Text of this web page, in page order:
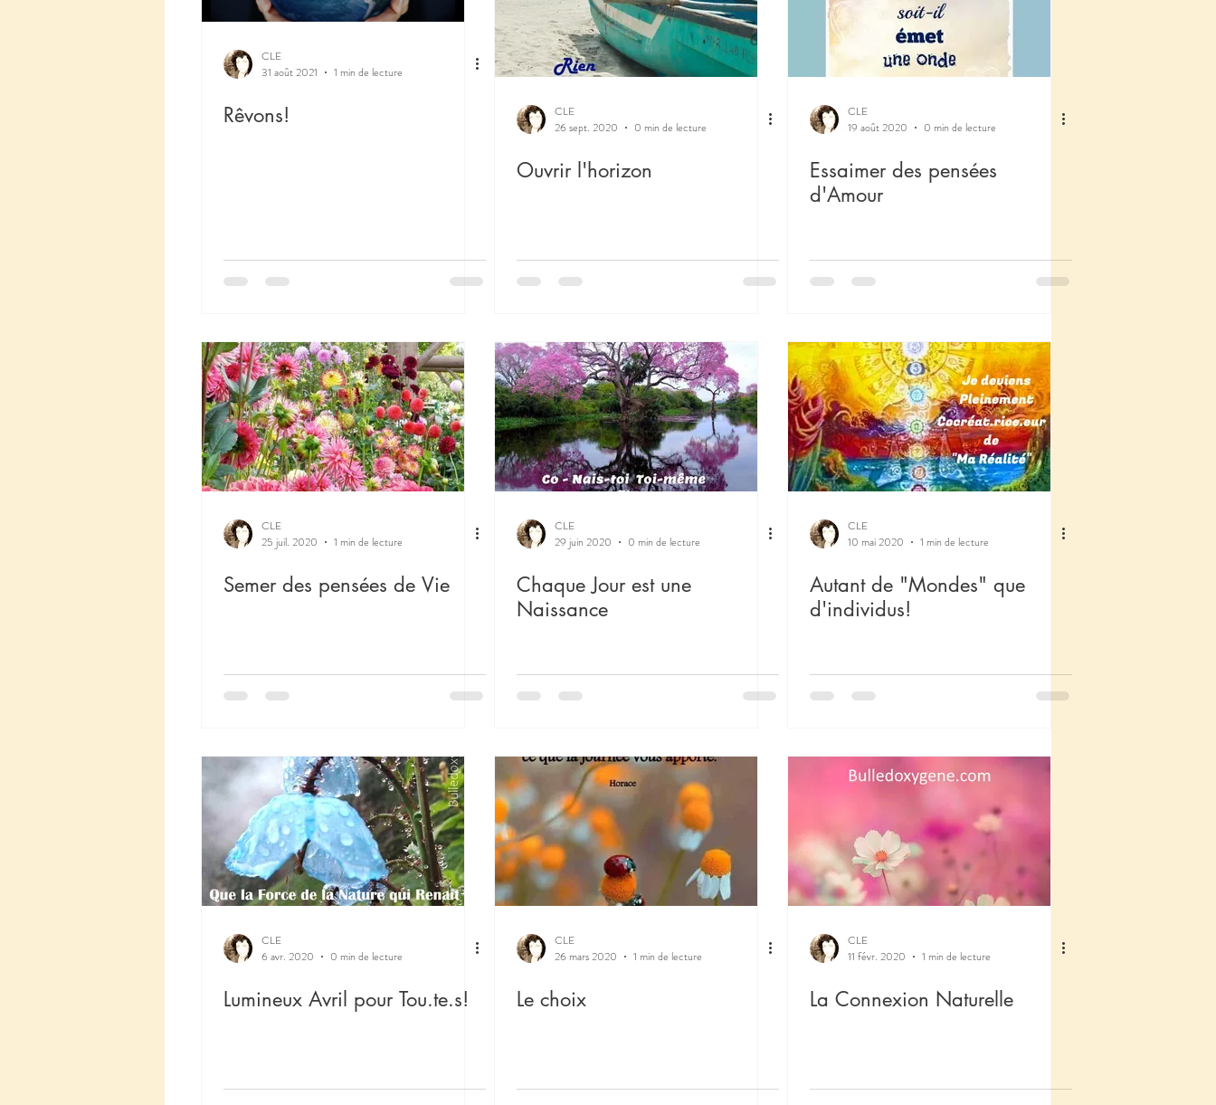
CLE
31 août 2021
1 min de lecture
Rêvons!
CLE
26 sept. 2020
0 min de lecture
Ouvrir l'horizon
CLE
19 août 2020
0 min de lecture
Essaimer des pensées
d'Amour
CLE
25 juil. 2020
1 min de lecture
Semer des pensées de Vie
CLE
29 juin 2020
0 min de lecture
Chaque Jour est une
Naissance
CLE
10 mai 2020
1 min de lecture
Autant de "Mondes" que
d'individus!
CLE
6 avr. 2020
0 min de lecture
Lumineux Avril pour Tou.te.s!
CLE
26 mars 2020
1 min de lecture
Le choix
CLE
11 févr. 2020
1 min de lecture
La Connexion Naturelle